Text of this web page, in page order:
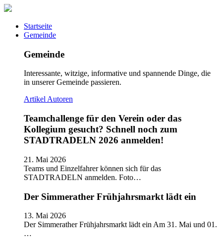
Startseite
Gemeinde
Gemeinde
Interessante, witzige, informative und spannende Dinge, die
in unserer Gemeinde passieren.
ArtikelAutoren
Teamchallenge für den Verein oder das
Kollegium gesucht? Schnell noch zum
STADTRADELN 2026 anmelden!
21. Mai 2026
Teams und Einzelfahrer können sich für das
STADTRADELN anmelden. Foto…
Der Simmerather Frühjahrsmarkt lädt ein
13. Mai 2026
Der Simmerather Frühjahrsmarkt lädt ein Am 31. Mai und 01.
…